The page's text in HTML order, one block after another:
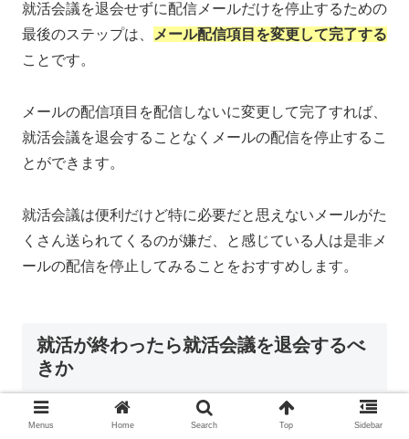
就活会議を退会せずに配信メールだけを停止するための
最後のステップは、
メール配信項目を変更して完了する
ことです。
メールの配信項目を配信しないに変更して完了すれば、
就活会議を退会することなくメールの配信を停止するこ
とができます。
就活会議は便利だけど特に必要だと思えないメールがた
くさん送られてくるのが嫌だ、と感じている人は是非メ
ールの配信を停止してみることをおすすめします。
就活が終わったら就活会議を退会するべ
きか
Menus Home Search Top Sidebar